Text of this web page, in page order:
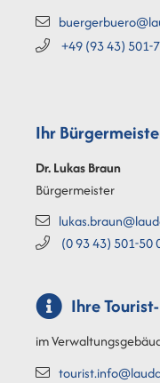
+49 (9343) 501-
Ihr
Dr. LukasBraun
Bürgermeister
(09343) 501-50
Ihre
im